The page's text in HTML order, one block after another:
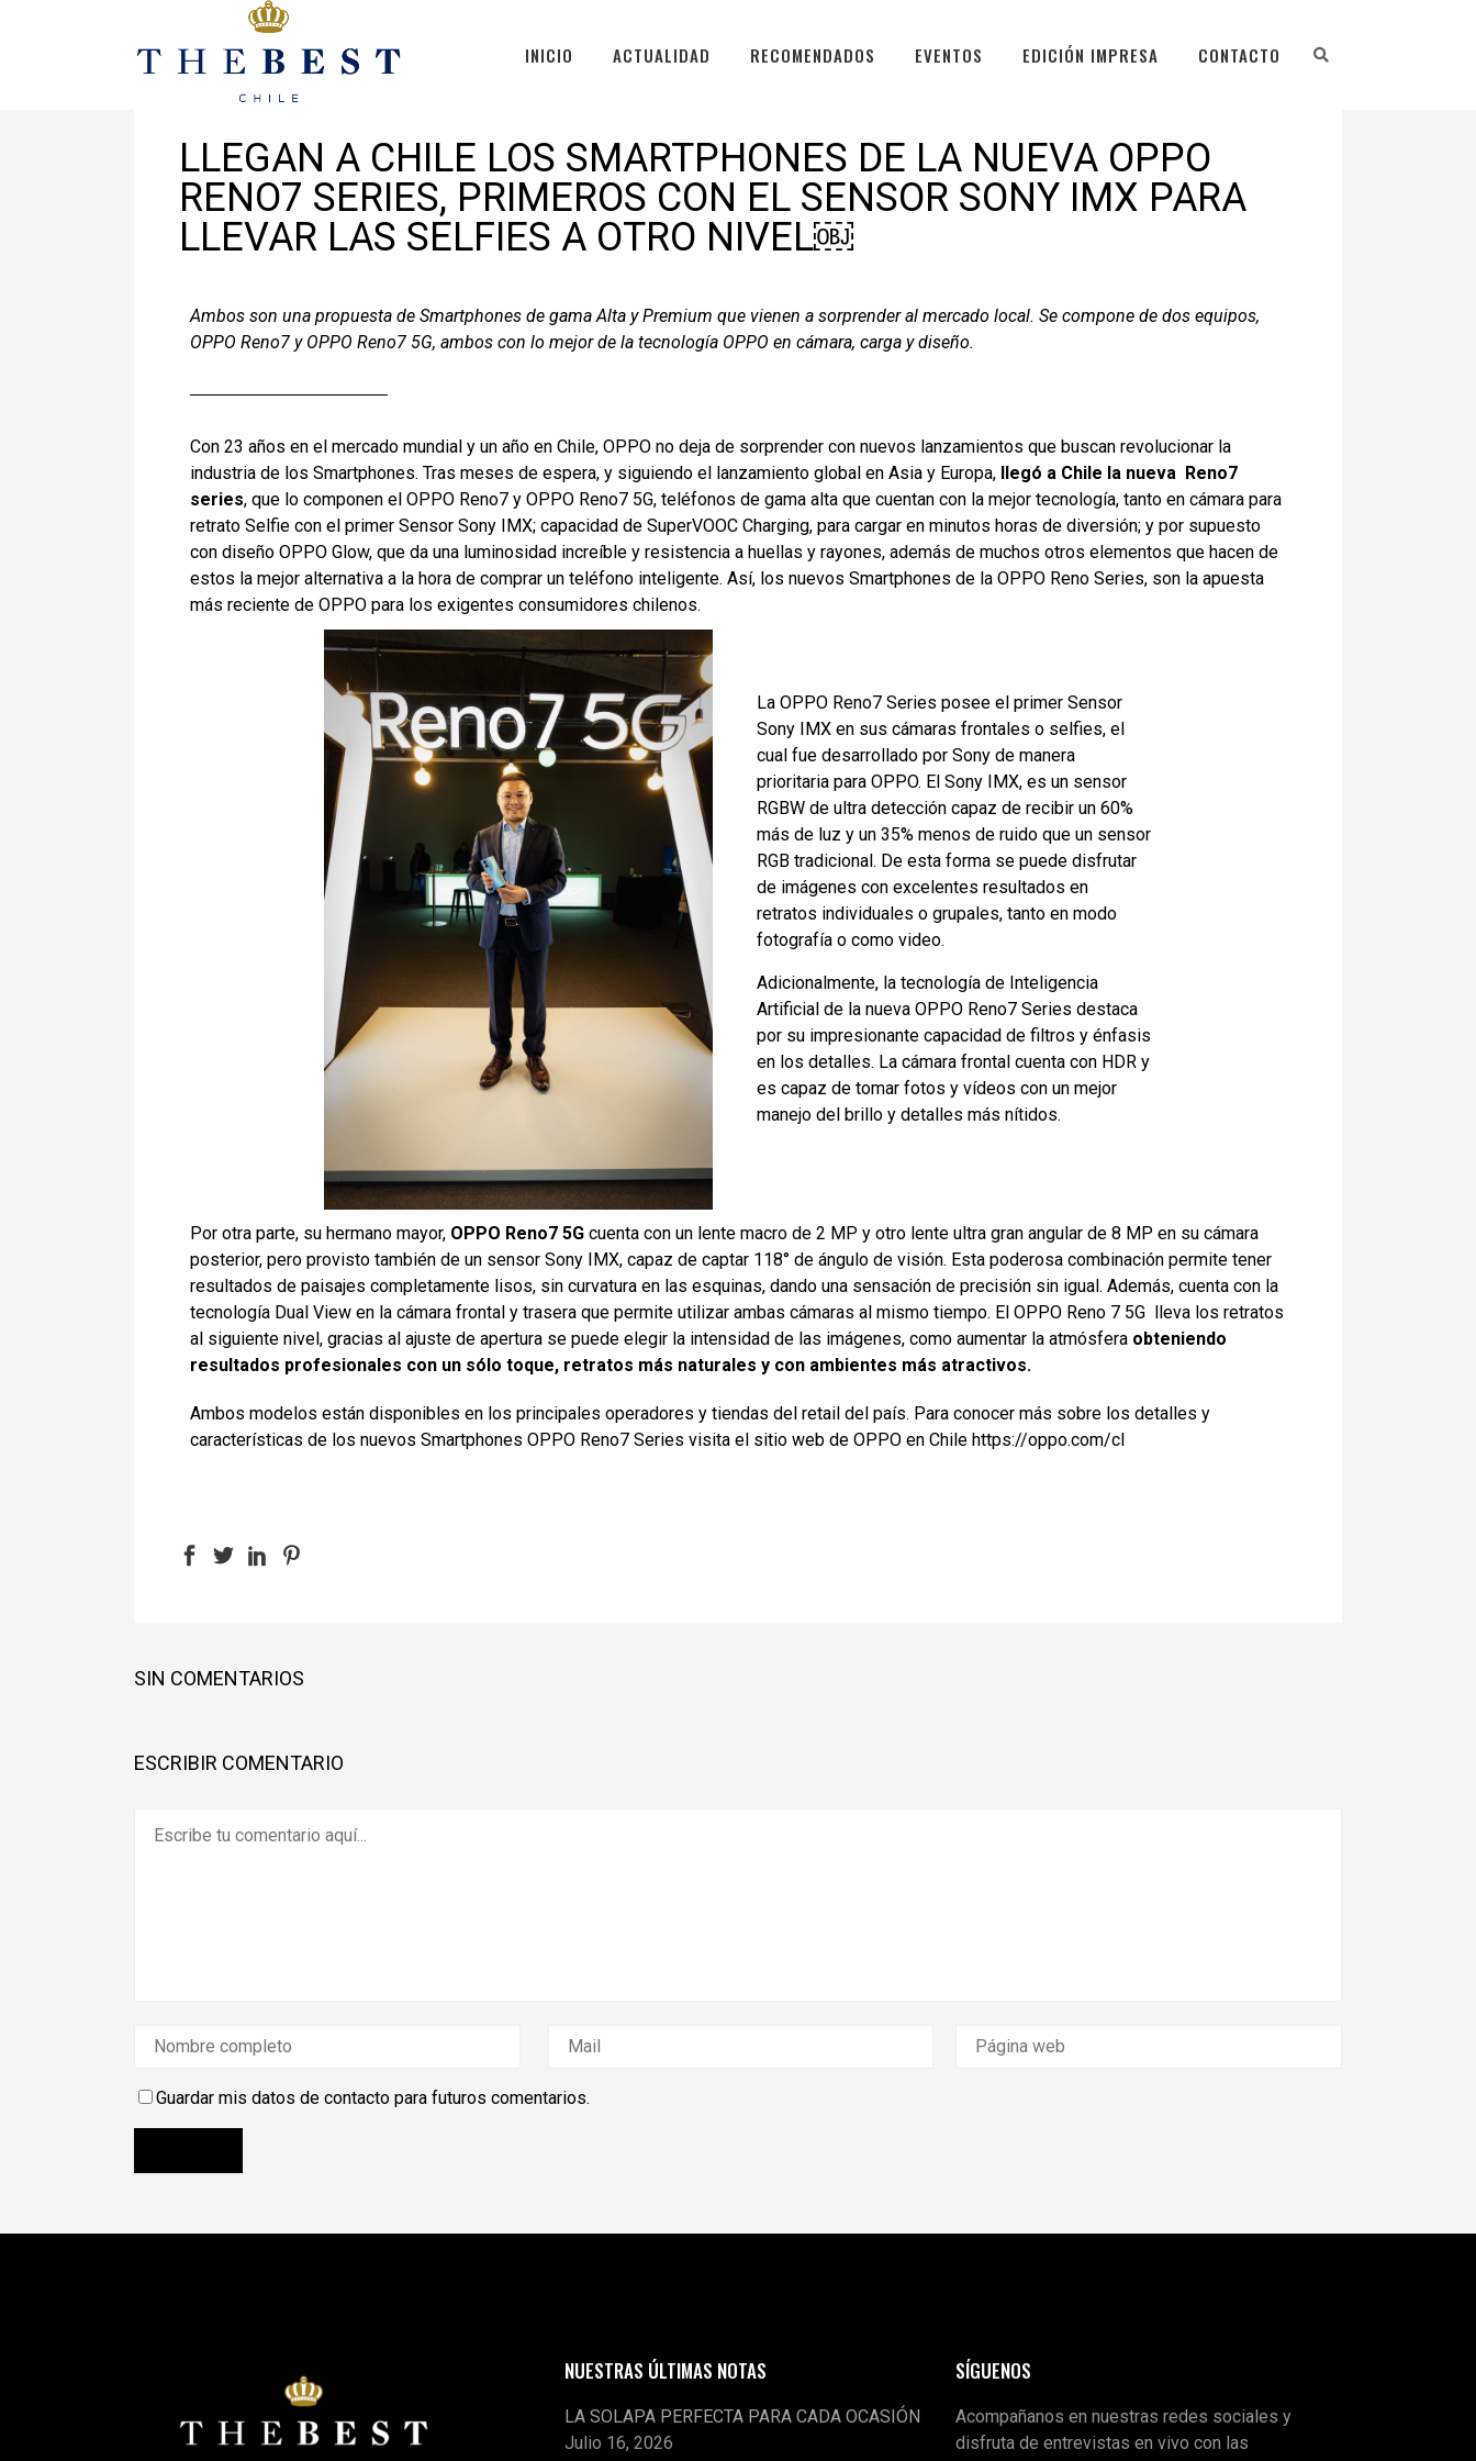
INICIO ACTUALIDAD RECOMENDADOS EVENTOS EDICIÓN IMPRESA CONTACTO
Julio 13, 2022 En
LLEGAN A CHILE LOS SMARTPHONES DE LA NUEVA OPPO
RENO7 SERIES, PRIMEROS CON EL SENSOR SONY IMX PARA
LLEVAR LAS SELFIES A OTRO NIVEL￼
Ambos son una propuesta de Smartphones de gama Alta y Premium que vienen a sorprender al mercado local. Se compone de dos equipos,
OPPO Reno7 y OPPO Reno7 5G, ambos con lo mejor de la tecnología OPPO en cámara, carga y diseño.
Con 23 años en el mercado mundial y un año en Chile, OPPO no deja de sorprender con nuevos lanzamientos que buscan revolucionar la
industria de los Smartphones. Tras meses de espera, y siguiendo el lanzamiento global en Asia y Europa, llegó a Chile la nueva Reno7
series, que lo componen el OPPO Reno7 y OPPO Reno7 5G, teléfonos de gama alta que cuentan con la mejor tecnología, tanto en cámara para
retrato Selfie con el primer Sensor Sony IMX; capacidad de SuperVOOC Charging, para cargar en minutos horas de diversión; y por supuesto
con diseño OPPO Glow, que da una luminosidad increíble y resistencia a huellas y rayones, además de muchos otros elementos que hacen de
estos la mejor alternativa a la hora de comprar un teléfono inteligente. Así, los nuevos Smartphones de la OPPO Reno Series, son la apuesta
más reciente de OPPO para los exigentes consumidores chilenos.
La OPPO Reno7 Series posee el primer Sensor
Sony IMX en sus cámaras frontales o selfies, el
cual fue desarrollado por Sony de manera
prioritaria para OPPO. El Sony IMX, es un sensor
RGBW de ultra detección capaz de recibir un 60%
más de luz y un 35% menos de ruido que un sensor
RGB tradicional. De esta forma se puede disfrutar
de imágenes con excelentes resultados en
retratos individuales o grupales, tanto en modo
fotografía o como video.
Adicionalmente, la tecnología de Inteligencia
Artificial de la nueva OPPO Reno7 Series destaca
por su impresionante capacidad de filtros y énfasis
en los detalles. La cámara frontal cuenta con HDR y
es capaz de tomar fotos y vídeos con un mejor
manejo del brillo y detalles más nítidos.
Por otra parte, su hermano mayor, OPPO Reno7 5G cuenta con un lente macro de 2 MP y otro lente ultra gran angular de 8 MP en su cámara
posterior, pero provisto también de un sensor Sony IMX, capaz de captar 118° de ángulo de visión. Esta poderosa combinación permite tener
resultados de paisajes completamente lisos, sin curvatura en las esquinas, dando una sensación de precisión sin igual. Además, cuenta con la
tecnología Dual View en la cámara frontal y trasera que permite utilizar ambas cámaras al mismo tiempo. El OPPO Reno 7 5G lleva los retratos
al siguiente nivel, gracias al ajuste de apertura se puede elegir la intensidad de las imágenes, como aumentar la atmósfera obteniendo
resultados profesionales con un sólo toque, retratos más naturales y con ambientes más atractivos.
Ambos modelos están disponibles en los principales operadores y tiendas del retail del país. Para conocer más sobre los detalles y
características de los nuevos Smartphones OPPO Reno7 Series visita el sitio web de OPPO en Chile https://oppo.com/cl
SIN COMENTARIOS
ESCRIBIR COMENTARIO
Guardar mis datos de contacto para futuros comentarios.
NUESTRAS ÚLTIMAS NOTAS
LA SOLAPA PERFECTA PARA CADA OCASIÓN
Julio 16, 2026
SÍGUENOS
Acompañanos en nuestras redes sociales y
disfruta de entrevistas en vivo con las